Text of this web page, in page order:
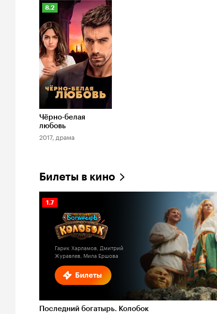
Рейтинг
Кинопоиска
8.2
8.2
Чёрно-белая
любовь
2017, драма
Билеты в кино
Билеты
Рейтинг
Кинопоиска
1.7
Гарик Харламов, Дмитрий
Журавлев, Мила Ершова
Последний богатырь. Колобок